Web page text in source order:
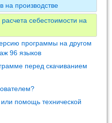
на производстве
себестоимости на
программы на другом
96 языков
перед скачиванием
помощь технической